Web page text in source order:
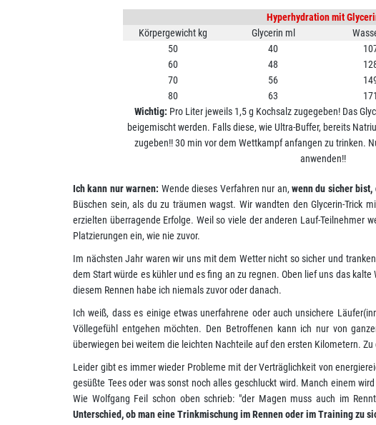
Hyperhydration mit
Körpergewicht kg
Glycerin ml
50
40
60
48
70
56
80
63
Wichtig: Pro Liter jeweils 1,5 g Kochsalz zugegeben! Das
beigemischt werden. Falls diese, wie Ultra-Buffer, bereits
zugeben!! 30 min vor dem Wettkampf anfangen zu trinken.
anwenden!!
Ich kann nur warnen: Wende dieses Verfahren nur an, wenn du sicher bist,
Büschen sein, als du zu träumen wagst. Wir wandten den Glycerin-Trick
erzielten überragende Erfolge. Weil so viele der anderen Lauf-Teilnehmer
Platzierungen ein, wie nie zuvor.
Im nächsten Jahr waren wir uns mit dem Wetter nicht so sicher und
dem Start würde es kühler und es fing an zu regnen. Oben lief uns das
diesem Rennen habe ich niemals zuvor oder danach.
Ich weiß, dass es einige etwas unerfahrene oder auch unsichere
Völlegefühl entgehen möchten. Den Betroffenen kann ich nur von
überwiegen bei weitem die leichten Nachteile auf den ersten Kilometern.
Leider gibt es immer wieder Probleme mit der Verträglichkeit von
gesüßte Tees oder was sonst noch alles geschluckt wird. Manch einem
Wie Wolfgang Feil schon oben schrieb: "der Magen muss auch im
Unterschied, ob man eine Trinkmischung im Rennen oder im Training zu